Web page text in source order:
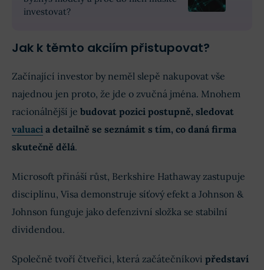
investovat?
Jak k těmto akciím přistupovat?
Začínající investor by neměl slepě nakupovat vše
najednou jen proto, že jde o zvučná jména. Mnohem
racionálnější je budovat pozici postupně, sledovat
valuaci a detailně se seznámit s tím, co daná firma
skutečně dělá.
Microsoft přináší růst, Berkshire Hathaway zastupuje
disciplínu, Visa demonstruje síťový efekt a Johnson &
Johnson funguje jako defenzivní složka se stabilní
dividendou.
Společně tvoří čtveřici, která začátečníkovi představí